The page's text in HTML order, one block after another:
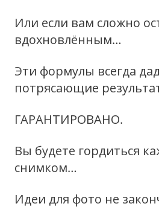
Или если вам сложно
вдохновлённым…
Эти формулы всегда
потрясающие
ГАРАНТИРОВАНО.
Вы будете гордиться
снимком…
Идеи для фото не